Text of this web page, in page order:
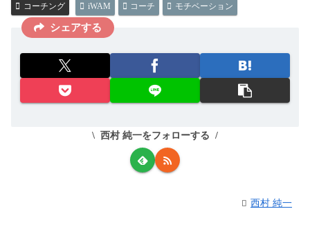
コーチング iWAM コーチ モチベーション
シェアする
西村 純一をフォローする
西村 純一